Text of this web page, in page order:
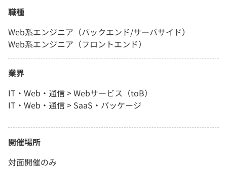
職種
Web系エンジニア（バックエンド/サーバサイド）
Web系エンジニア（フロントエンド）
業界
IT・Web・通信 > Webサービス（toB）
IT・Web・通信 > SaaS・パッケージ
開催場所
対面開催のみ